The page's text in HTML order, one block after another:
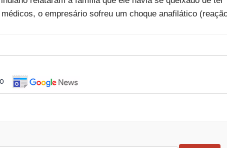
o empresário sofreu um choque anafilático